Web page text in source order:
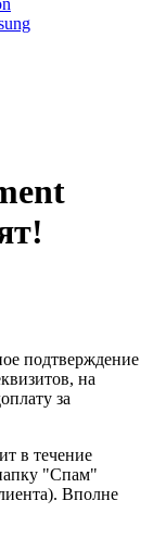
подтверждение
на
за
в течение
"Спам"
Вполне